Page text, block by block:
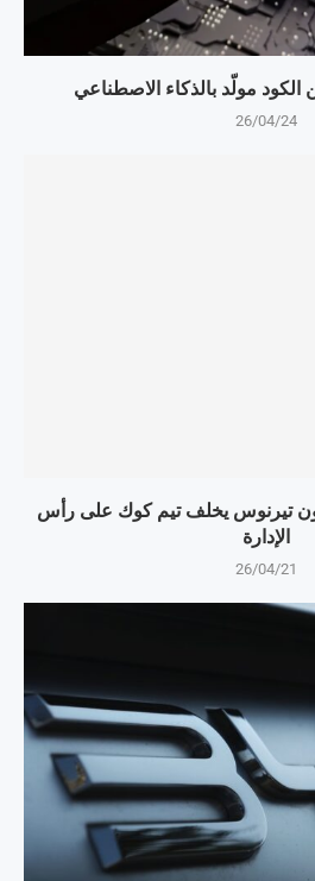
26/04/24
تيرنوس يخلف تيم كوك على رأس
الإدارة
26/04/21